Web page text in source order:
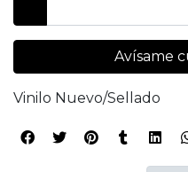
Avísame
Vinilo Nuevo/Sellado